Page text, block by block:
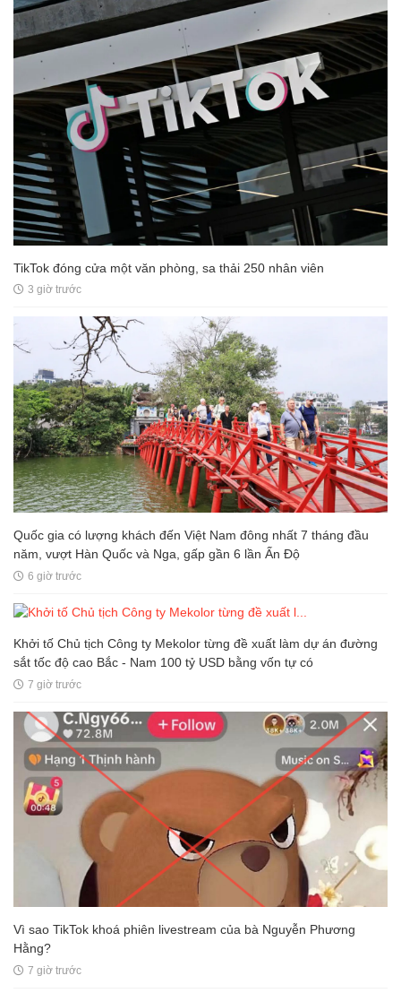
TikTok đóng cửa một văn phòng, sa thải 250 nhân viên
3 giờ trước
Quốc gia có lượng khách đến Việt Nam đông nhất 7 tháng đầu
năm, vượt Hàn Quốc và Nga, gấp gần 6 lần Ấn Độ
6 giờ trước
Khởi tố Chủ tịch Công ty Mekolor từng đề xuất làm dự án đường
sắt tốc độ cao Bắc - Nam 100 tỷ USD bằng vốn tự có
7 giờ trước
Vì sao TikTok khoá phiên livestream của bà Nguyễn Phương
Hằng?
7 giờ trước